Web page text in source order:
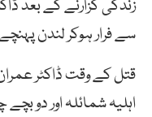
سے فرار ہوکر لندن
قتل کے وقت ڈاکٹر
اہلیہ شمائلہ اور دو